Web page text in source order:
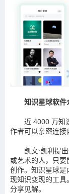
知识星球软件
近 4000 万知
作者可以亲密连接
凯文·凯利提
或艺术的人，只
创作。知识星球
现知识变现的工
分享见解。